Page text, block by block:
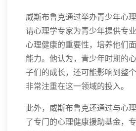
威斯布鲁克通过举办青少年心
请心理学专家为青少年提供专
心理健康的重要性，培养他们
能力。他认为，青少年时期的
子们的成长，还可能影响到整
非常注重在这一领域的投入。
此外，威斯布鲁克还通过与心
了专门的心理健康援助基金，